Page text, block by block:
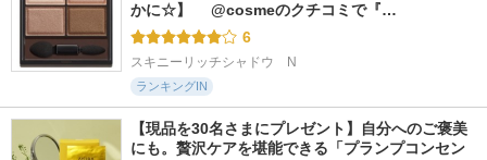
かに☆】 　@cosmeのクチコミで『…
6
スキニーリッチシャドウ　N
ランキングIN
【現品を30名さまにプレゼント】自分へのご褒美
にも。贅沢ケアを堪能できる「プランプコンセン